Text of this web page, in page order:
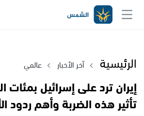
الرئيسية آخر الأخبار عالمي
إيران ترد على إسرائيل بمئات
تأثير هذه الضربة وأهم ردود